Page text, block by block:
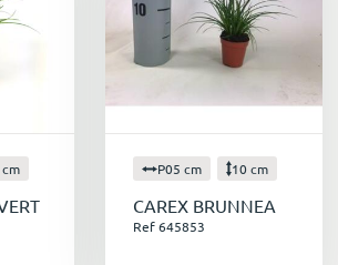
unique et plein de vie !
large gamme de graminées
de vente en ligne
P05 cm 10 cm
CAREX BRUNNEA
Ref 645853